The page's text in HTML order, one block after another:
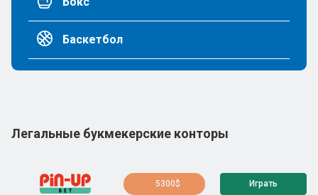
Баскетбол
Легальные букмекерские конторы
5300$ Играть